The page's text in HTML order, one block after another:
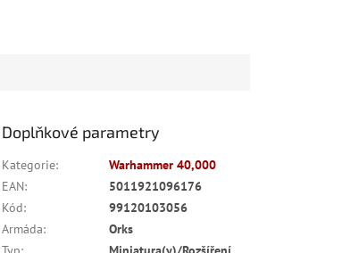
Doplňkové parametry
Kategorie:
Warhammer 40,000
EAN:
5011921096176
Kód:
99120103056
Armáda:
Orks